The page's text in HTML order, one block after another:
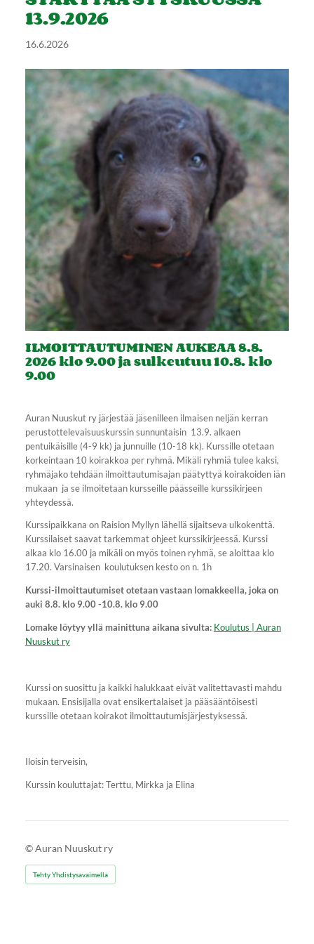
13.9.2026
16.6.2026
ILMOITTAUTUMINEN AUKEAA 8.8.
2026 klo 9.00 ja sulkeutuu 10.8. klo
9.00
Auran Nuuskut ry järjestää jäsenilleen ilmaisen neljän kerran
perustottelevaisuuskurssin sunnuntaisin 13.9. alkaen
pentuikäisille (4-9 kk) ja junnuille (10-18 kk). Kurssille otetaan
korkeintaan 10 koirakkoa per ryhmä. Mikäli ryhmiä tulee kaksi,
ryhmäjako tehdään ilmoittautumisajan päätyttyä koirakoiden iän
mukaan ja se ilmoitetaan kursseille päässeille kurssikirjeen
yhteydessä.
Kurssipaikkana on Raision Myllyn lähellä sijaitseva ulkokenttä.
Kurssilaiset saavat tarkemmat ohjeet kurssikirjeessä. Kurssi
alkaa klo 16.00 ja mikäli on myös toinen ryhmä, se aloittaa klo
17.20. Varsinaisen koulutuksen kesto on n. 1h
Kurssi-ilmoittautumiset otetaan vastaan lomakkeella, joka on
auki 8.8. klo 9.00 -10.8. klo 9.00
Lomake löytyy yllä mainittuna aikana sivulta: Koulutus | Auran
Nuuskut ry
Kurssi on suosittu ja kaikki halukkaat eivät valitettavasti mahdu
mukaan. Ensisijalla ovat ensikertalaiset ja pääsääntöisesti
kurssille otetaan koirakot ilmoittautumisjärjestyksessä.
Iloisin terveisin,
Kurssin kouluttajat: Terttu, Mirkka ja Elina
©Auran Nuuskut ry
Tehty Yhdistysavaimella